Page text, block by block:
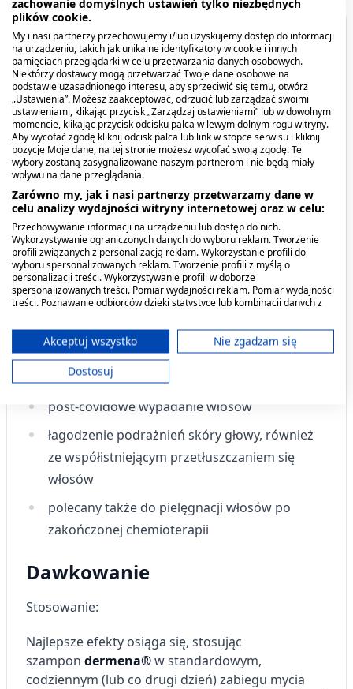
Opis produktu
Szampon zapobiegający wypadaniu włosów
Dermena to kosmetyk stworzony dla osób, które
zmagają się z nadmierną utratą włosów. Formuła
szamponu oparta o innowacyjne rozwiązania, w
tym substancję czynną zwaną molekuła Regen7
sprawia, że preparat ten nie tylko skutecznie
hamuje wypadanie włosów, ale również
przyczynia się do pobudzenia ich odrastania i
regeneracji. Z tego też powodu szampon
Dermena jest polecany osobom po przebytej
chemioterapii. Najlepsze efekty są widoczne, jeżeli
szampon jest stosowany w codziennej pielęgnacji
skóry głowy.
Kiedy stosować produkt?
osłabione i nadmiernie wypadające włosy
post-covidowe wypadanie włosów
łagodzenie podrażnień skóry głowy, również
ze współistniejącym przetłuszczaniem się
włosów
polecany także do pielęgnacji włosów po
zakończonej chemioterapii
Dawkowanie
Stosowanie:
Najlepsze efekty osiąga się, stosując
szampon dermena®w standardowym,
codziennym (lub co drugi dzień) zabiegu mycia
plików cookie.
My i nasi partnerzy przechowujemy i/lub uzyskujemy dostęp do informacji
na urządzeniu, takich jak unikalne identyfikatory w cookie i innych
pamięciach przeglądarki w celu przetwarzania danych osobowych.
Niektórzy dostawcy mogą przetwarzać Twoje dane osobowe na
podstawie uzasadnionego interesu, aby sprzeciwić się temu, otwórz
„Ustawienia”. Możesz zaakceptować, odrzucić lub zarządzać swoimi
ustawieniami, klikając przycisk „Zarządzaj ustawieniami” lub w dowolnym
momencie, klikając przycisk odcisku palca w lewym dolnym rogu witryny.
Aby wycofać zgodę kliknij odcisk palca lub link w stopce serwisu i kliknij
pozycję Moje dane, na tej stronie możesz wycofać swoją zgodę. Te
wybory zostaną zasygnalizowane naszym partnerom i nie będą miały
wpływu na dane przeglądania.
Zarówno my, jak i nasi partnerzy przetwarzamy dane w
celu analizy wydajności witryny internetowej oraz w celu:
Przechowywanie informacji na urządzeniu lub dostęp do nich.
Wykorzystywanie ograniczonych danych do wyboru reklam. Tworzenie
profili związanych z personalizacją reklam. Wykorzystanie profili do
wyboru spersonalizowanych reklam. Tworzenie profili z myślą o
personalizacji treści. Wykorzystywanie profili w doborze
spersonalizowanych treści. Pomiar wydajności reklam. Pomiar wydajności
treści. Poznawanie odbiorców dzięki statystyce lub kombinacji danych z
ograniczonych danych do wyboru treści.
Dane mogą być udostępniane poza Unię Europejską i wysyłane do USA.
Twoja zgoda i polityka cookie dotyczą wyłącznie tej witryny/aplikacji.
Wyświetl listę partnerów (11 dostawców IAB)
Cele przetwarzania IAB:
Przechowywanie informacji na urządzeniu
lub dostęp do nich
Wykorzystywanie ograniczonych danych do
wyboru reklam
Tworzenie profili w celu
Wykorzystanie profili do wyboru
Wykorzystywanie profili w celu doboru
spersonalizowanych treści
Akceptuj wszystko
Nie zgadzam się
Dostosuj